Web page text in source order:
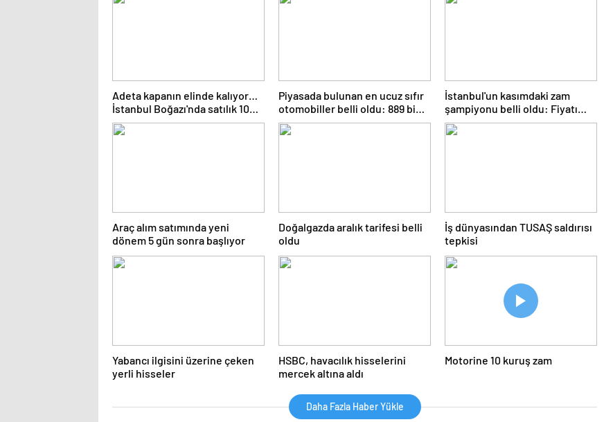
Adeta kapanın elinde kalıyor…
İstanbul Boğazı'nda satılık 100
yalı
Piyasada bulunan en ucuz sıfır
otomobiller belli oldu: 889 bin
liradan başlıyor
İstanbul'un kasımdaki zam
şampiyonu belli oldu: Fiyatı
yüzde 49 arttı
Araç alım satımında yeni
dönem 5 gün sonra başlıyor
Doğalgazda aralık tarifesi belli
oldu
İş dünyasından TUSAŞ saldırısı
tepkisi
Yabancı ilgisini üzerine çeken
yerli hisseler
HSBC, havacılık hisselerini
mercek altına aldı
Motorine 10 kuruş zam
Daha Fazla Haber Yükle